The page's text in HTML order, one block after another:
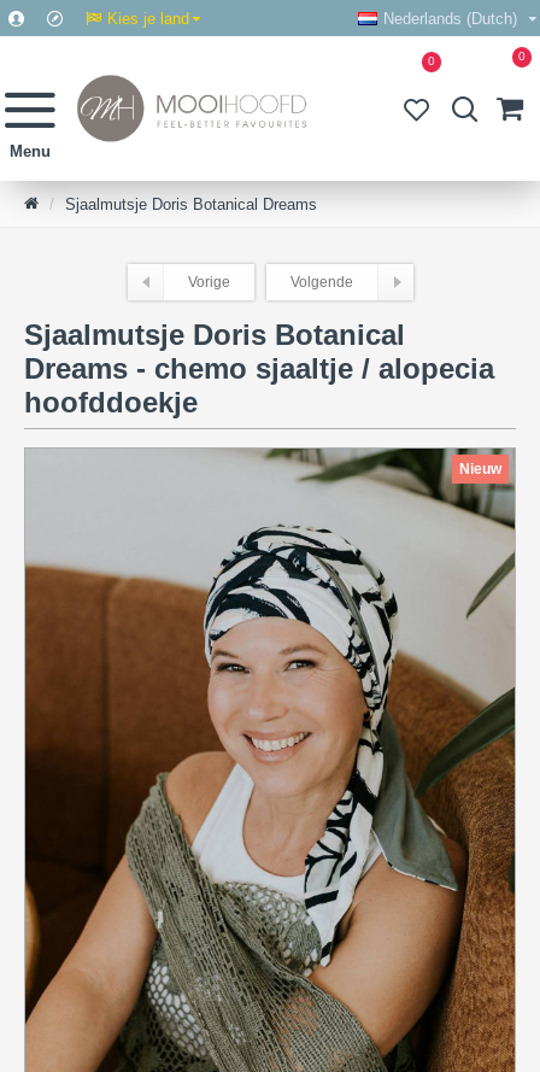
Kies je land Nederlands (Dutch)
0 0
Sjaalmutsje Doris Botanical Dreams
Vorige Volgende
Sjaalmutsje Doris Botanical
Dreams - chemo sjaaltje / alopecia
hoofddoekje
Nieuw